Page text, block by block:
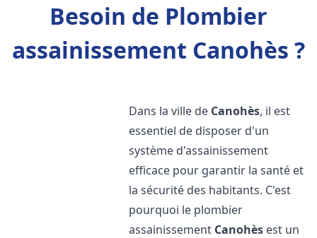
Besoin de Plombier
assainissement Canohès ?
Dans la ville de Canohès, il est
essentiel de disposer d'un
système d'assainissement
efficace pour garantir la santé et
la sécurité des habitants. C'est
pourquoi le plombier
assainissement Canohès est un